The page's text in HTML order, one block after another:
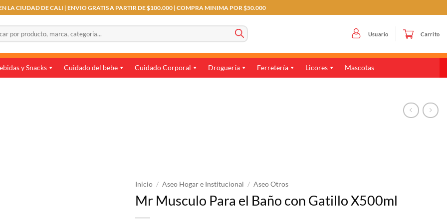
LA CIUDAD DE CALI | ENVIO GRATIS A PARTIR DE $100.000 | COMPRA MINIMA POR $50.000
Usuario Carrito
y Snacks Cuidado del bebe Cuidado Corporal Droguería Ferretería Licores Mascotas
Inicio / Aseo Hogar e Institucional / Aseo Otros
Mr Musculo Para el Baño con Gatillo X500ml